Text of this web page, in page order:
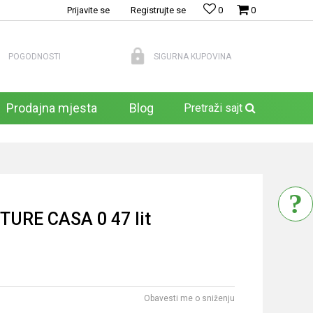
0
0
Prijavite se Registrujte se
POGODNOSTI SIGURNA KUPOVINA
Prodajna mjesta Blog Pretraži sajt
CASA 0 47 lit
Obavesti me o sniženju